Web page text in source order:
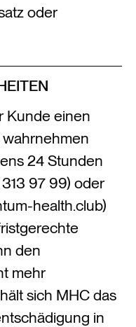
oder
Kunde einen
24 Stunden
97 99) oder
health.club)
den
mehr
sich MHC das
in